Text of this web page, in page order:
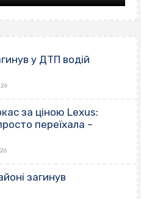
у ДТП водій
за ціною Lexus:
переїхала –
загинув